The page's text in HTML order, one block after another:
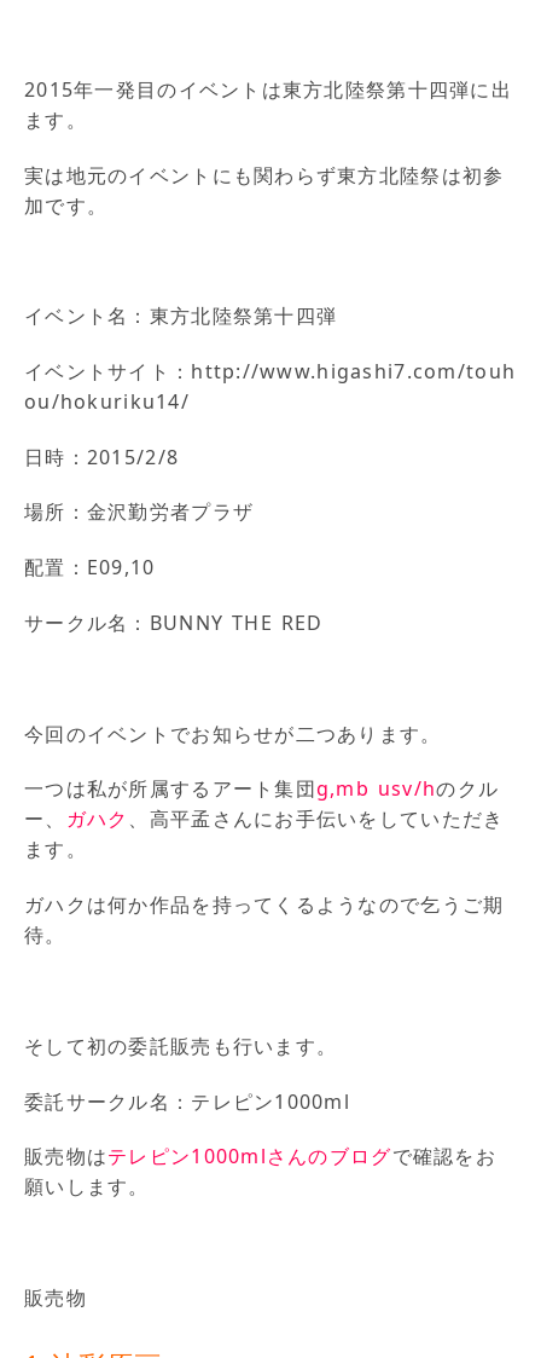
2015年一発目のイベントは東方北陸祭第十四弾に出
ます。
実は地元のイベントにも関わらず東方北陸祭は初参
加です。
イベント名：東方北陸祭第十四弾
イベントサイト：http://www.higashi7.com/touh
ou/hokuriku14/
日時：2015/2/8
場所：金沢勤労者プラザ
配置：E09,10
サークル名：BUNNY THE RED
今回のイベントでお知らせが二つあります。
一つは私が所属するアート集団g,mb usv/hのクル
ー、 ガハク 、高平孟さんにお手伝いをしていただき
ます。
ガハクは何か作品を持ってくるようなので乞うご期
待。
そして初の委託販売も行います。
委託サークル名：テレピン1000ml
販売物はテレピン1000mlさんのブログで確認をお
願いします。
販売物